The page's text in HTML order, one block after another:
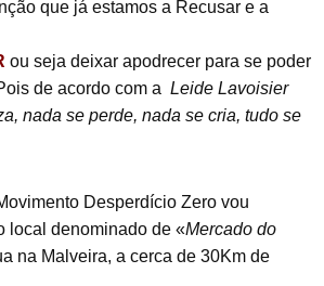
que já estamos a Recusar e a
ou seja deixar apodrecer para se poder
de acordo com a Leide Lavoisier
nada se perde, nada se cria, tudo se
Desperdício Zero vou
local denominado de «Mercado do
na Malveira, a cerca de 30Km de